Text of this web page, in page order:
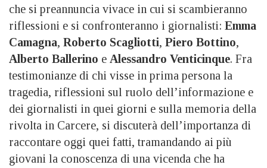
che si preannuncia vivace in cui si scambieranno
riflessioni e si confronteranno i giornalisti: Emma
Camagna, Roberto Scagliotti, Piero Bottino,
Alberto Ballerino e Alessandro Venticinque. Fra
testimonianze di chi visse in prima persona la
tragedia, riflessioni sul ruolo dell’informazione e
dei giornalisti in quei giorni e sulla memoria della
rivolta in Carcere, si discuterà dell’importanza di
raccontare oggi quei fatti, tramandando ai più
giovani la conoscenza di una vicenda che ha